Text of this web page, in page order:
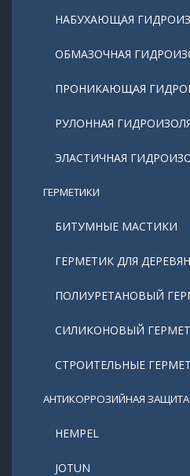
НАБУХАЮЩАЯ
ОБМАЗОЧНАЯ
ПРОНИКАЮЩАЯ
РУЛОННАЯ
ЭЛАСТИЧНАЯ
ГЕРМЕТИКИ
БИТУМНЫЕ МАСТИКИ
ГЕРМЕТИК ДЛЯ
ПОЛИУРЕТАНОВЫЙ
СИЛИКОНОВЫЙ
СТРОИТЕЛЬНЫЕ
АНТИКОРРОЗИЙНАЯ ЗАЩИТА
HEMPEL
JOTUN